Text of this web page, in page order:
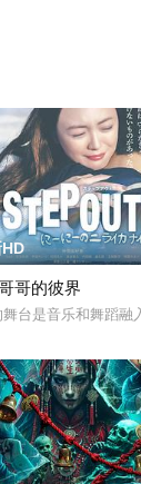
哥的彼界
台是音乐和舞蹈融